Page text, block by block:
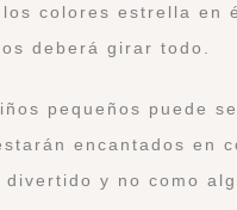
colores estrella en
deberá girar todo.
pequeños puede
encantados en
y no como